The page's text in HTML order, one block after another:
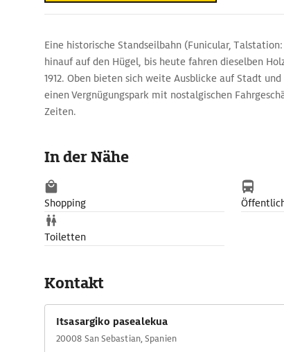
Eine historische Standseilbahn (Funicular,
hinauf auf den Hügel, bis heute fahren dieselben
1912. Oben bieten sich weite Ausblicke auf Stadt
einen Vergnügungspark mit nostalgischen
Zeiten.
In der Nähe
Shopping
Toiletten
Kontakt
Itsasargiko pasealekua
20008 San Sebastian, Spanien